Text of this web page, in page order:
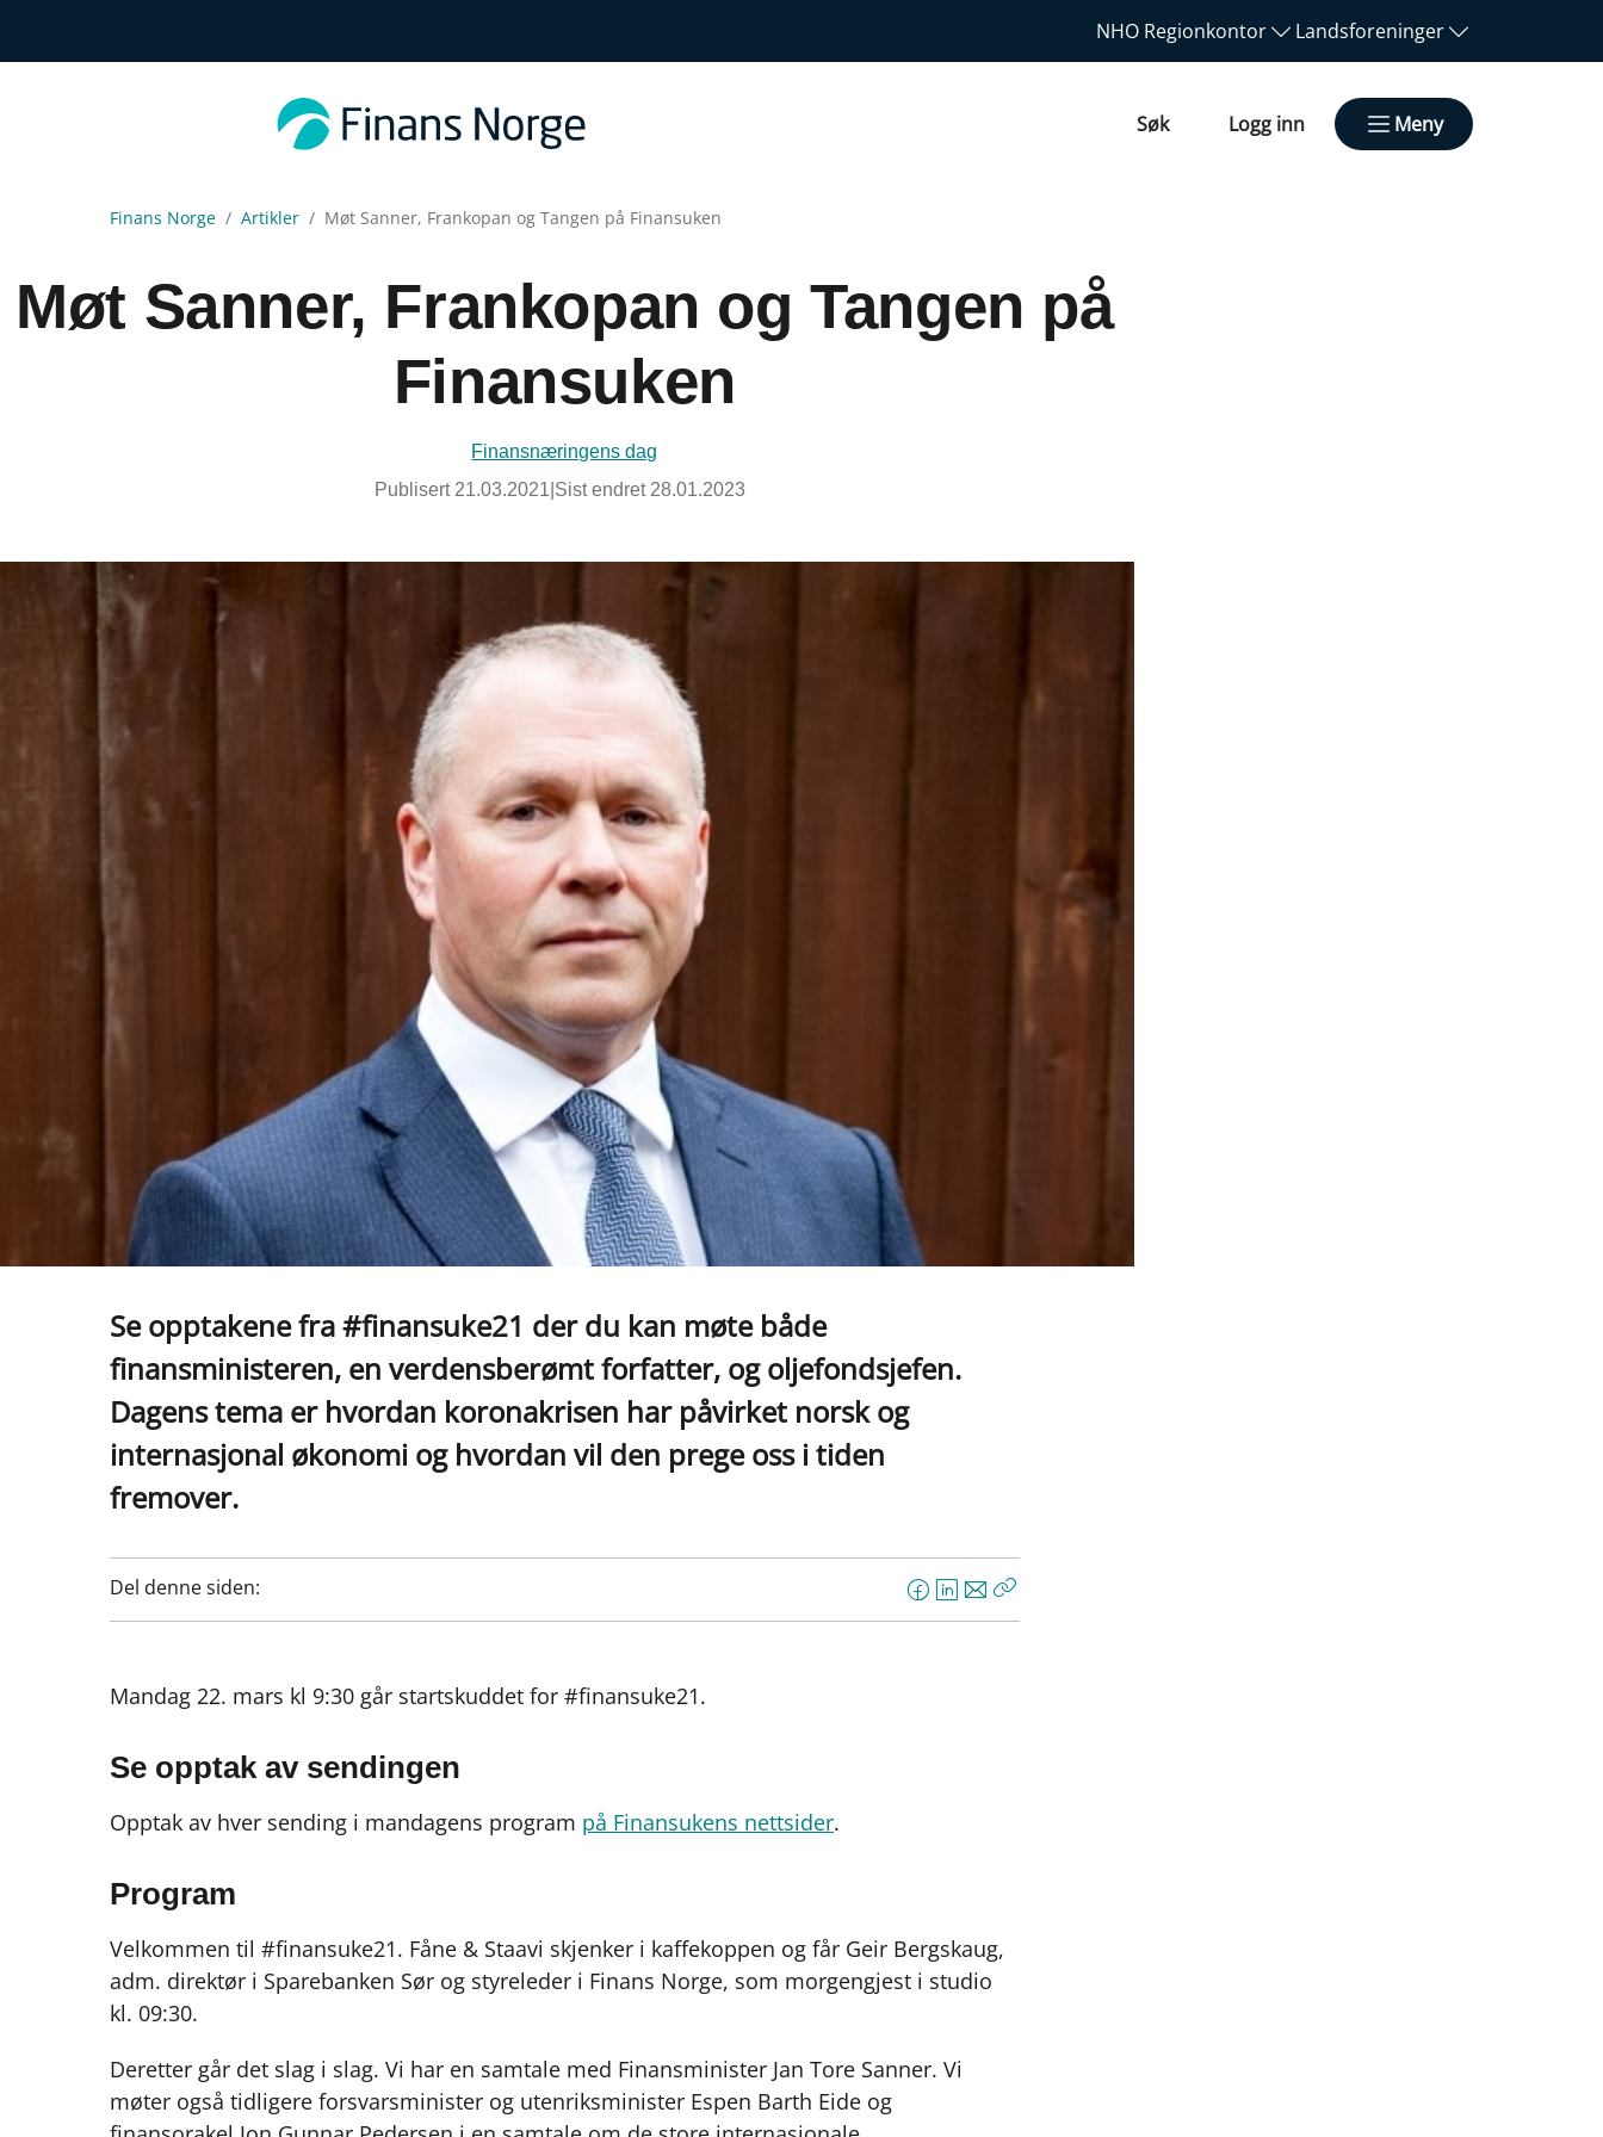
NHO Regionkontor Landsforeninger
Søk Logg inn Meny
Finans Norge Artikler Møt Sanner, Frankopan og Tangen på Finansuken
Møt Sanner, Frankopan og Tangen på
Finansuken
Finansnæringens dag
Publisert 21.03.2021 Sist endret 28.01.2023
Se opptakene fra #finansuke21 der du kan møte både
finansministeren, en verdensberømt forfatter, og oljefondsjefen.
Dagens tema er hvordan koronakrisen har påvirket norsk og
internasjonal økonomi og hvordan vil den prege oss i tiden
fremover.
Del denne siden:
F
L
E
Kopier
Mandag 22. mars kl 9:30 går startskuddet for #finansuke21.
Se opptak av sendingen
Opptak av hver sending i mandagens program på Finansukens nettsider.
Program
Velkommen til #finansuke21. Fåne & Staavi skjenker i kaffekoppen og får Geir Bergskaug,
adm. direktør i Sparebanken Sør og styreleder i Finans Norge, som morgengjest i studio
kl. 09:30.
Deretter går det slag i slag. Vi har en samtale med Finansminister Jan Tore Sanner. Vi
møter også tidligere forsvarsminister og utenriksminister Espen Barth Eide og